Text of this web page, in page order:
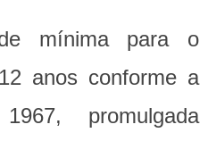
mínima para o
anos conforme a
promulgada